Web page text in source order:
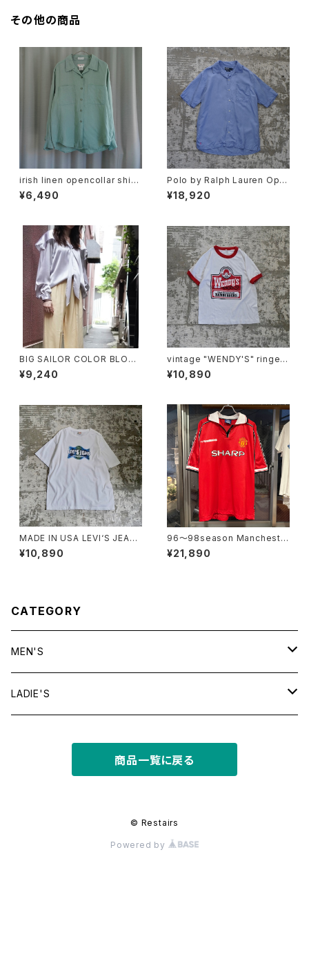
その他の商品
irish linen opencollar shirt
"mint"
¥6,490
Polo by Ralph Lauren Ope
n Collar Shirt "CALDWELL"
¥18,920
BIG SAILOR COLOR BLOUS
E
¥9,240
vintage "WENDY'S" ringer t
ee
¥10,890
MADE IN USA LEVI‘S JEAN
S TEE
¥10,890
96〜98season Mancheste
r United Retro home shirt
¥21,890
CATEGORY
MEN'S
tops
LADIE'S
商品一覧に戻る
© Restairs
Powered by